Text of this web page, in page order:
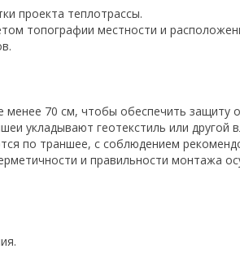
проекта теплотрассы.
топографии местности и
70 см, чтобы обеспечить защиту
укладывают геотекстиль или
по траншее, с соблюдением
и правильности монтажа